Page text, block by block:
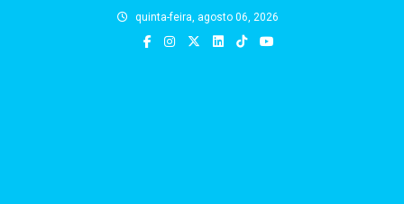
quinta-feira, agosto 06, 2026